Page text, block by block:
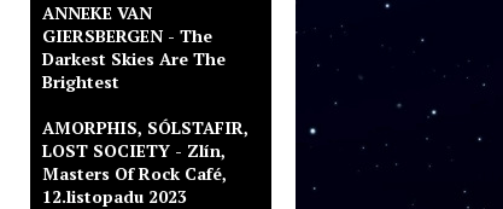
ANNEKE VAN
GIERSBERGEN - The
Darkest Skies Are The
Brightest
AMORPHIS, SÓLSTAFIR,
LOST SOCIETY - Zlín,
Masters Of Rock Café,
12.listopadu 2023